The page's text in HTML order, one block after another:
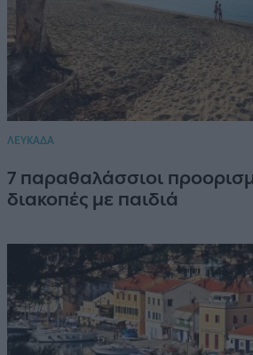
ΛΕΥΚΑΔΑ
7 παραθαλάσσιοι
διακοπές με παιδιά